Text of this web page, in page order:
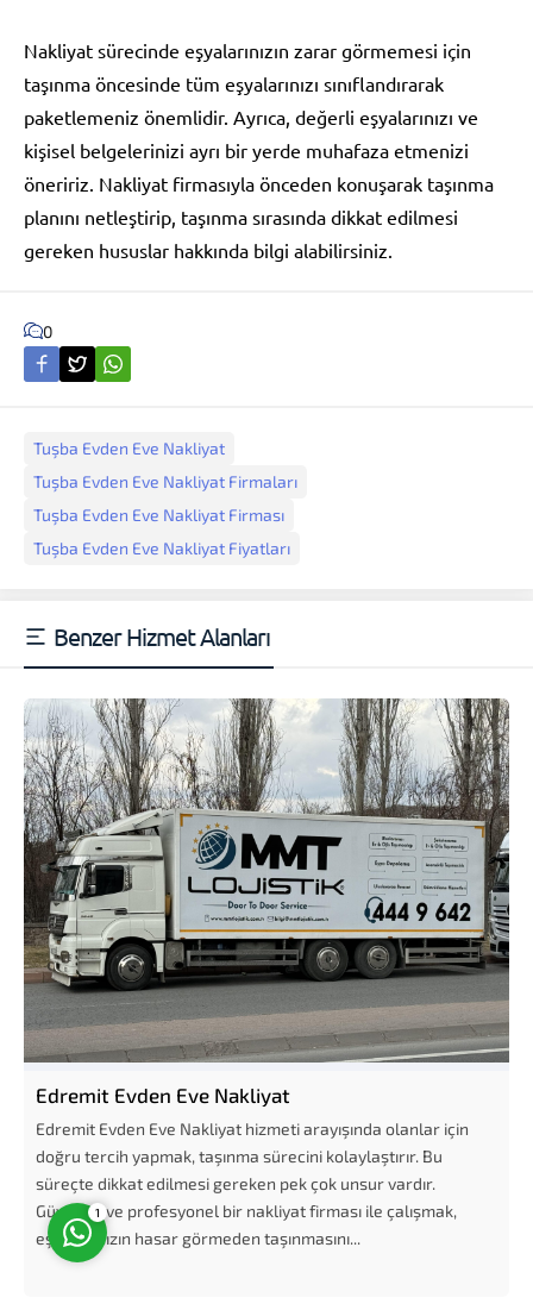
Nakliyat sürecinde eşyalarınızın zarar görmemesi için
taşınma öncesinde tüm eşyalarınızı sınıflandırarak
paketlemeniz önemlidir. Ayrıca, değerli eşyalarınızı ve
kişisel belgelerinizi ayrı bir yerde muhafaza etmenizi
öneririz. Nakliyat firmasıyla önceden konuşarak taşınma
planını netleştirip, taşınma sırasında dikkat edilmesi
gereken hususlar hakkında bilgi alabilirsiniz.
0
Tuşba Evden Eve Nakliyat
Tuşba Evden Eve Nakliyat Firmaları
Tuşba Evden Eve Nakliyat Firması
Tuşba Evden Eve Nakliyat Fiyatları
Benzer Hizmet Alanları
Edremit Evden Eve Nakliyat
Edremit Evden Eve Nakliyat hizmeti arayışında olanlar için
doğru tercih yapmak, taşınma sürecini kolaylaştırır. Bu
süreçte dikkat edilmesi gereken pek çok unsur vardır.
Güvenilir ve profesyonel bir nakliyat firması ile çalışmak,
eşyalarınızın hasar görmeden taşınmasını...
Müşteri Temsilcisi
Cevap Yaz
1